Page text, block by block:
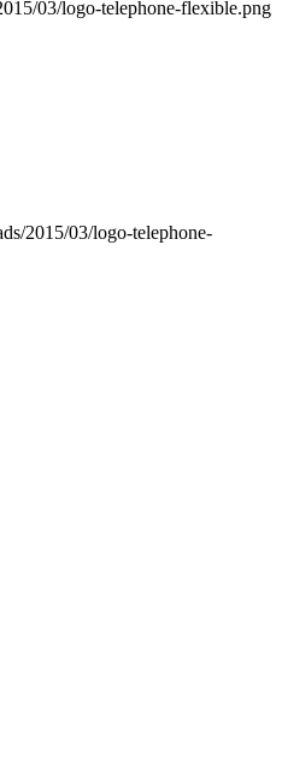
03/logo-telephone-flexible.png
2015/03/logo-telephone-